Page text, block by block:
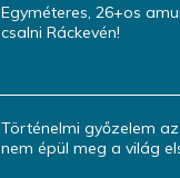
Egyméteres, 26+os
csalni Ráckevén!
Történelmi győzelem
nem épül meg a világ